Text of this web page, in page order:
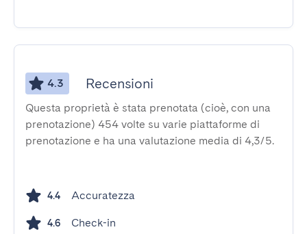
4.3 Recensioni
Questa proprietà è stata prenotata (cioè, con una
prenotazione) 454 volte su varie piattaforme di
prenotazione e ha una valutazione media di 4,3/5.
4.4 Accuratezza
4.6 Check-in